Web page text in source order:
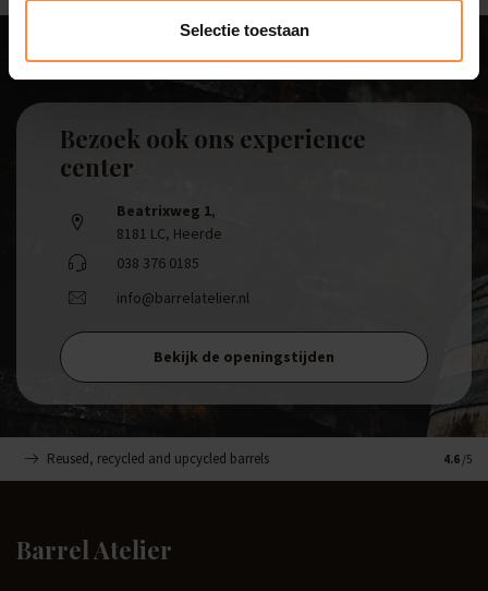
Selectie toestaan
Bezoek ook ons experience
center
Beatrixweg 1,
8181 LC, Heerde
038 376 0185
info@barrelatelier.nl
Bekijk de openingstijden
Reused, recycled and upcycled barrels 4.6 /5
Barrel Atelier